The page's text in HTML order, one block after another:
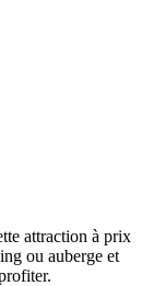
attraction à prix
ou auberge et